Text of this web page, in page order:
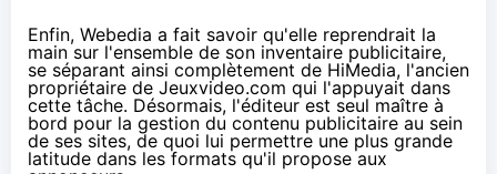
Enfin, Webedia a fait savoir qu'elle reprendrait la
main sur l'ensemble de son inventaire publicitaire,
se séparant ainsi complètement de HiMedia, l'ancien
propriétaire de Jeuxvideo.com qui l'appuyait dans
cette tâche. Désormais, l'éditeur est seul maître à
bord pour la gestion du contenu publicitaire au sein
de ses sites, de quoi lui permettre une plus grande
latitude dans les formats qu'il propose aux